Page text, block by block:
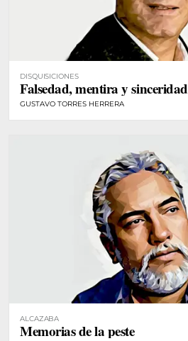
DISQUISICIONES
Falsedad, mentira y sinceridad
GUSTAVO TORRES HERRERA
ALCAZABA
Memorias de la peste